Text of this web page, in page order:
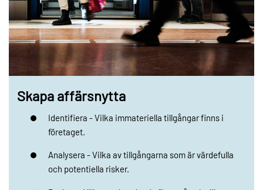
Skapa affärsnytta
Identifiera - Vilka immateriella tillgångar finns i
företaget.
Analysera - Vilka av tillgångarna som är värdefulla
och potentiella risker.